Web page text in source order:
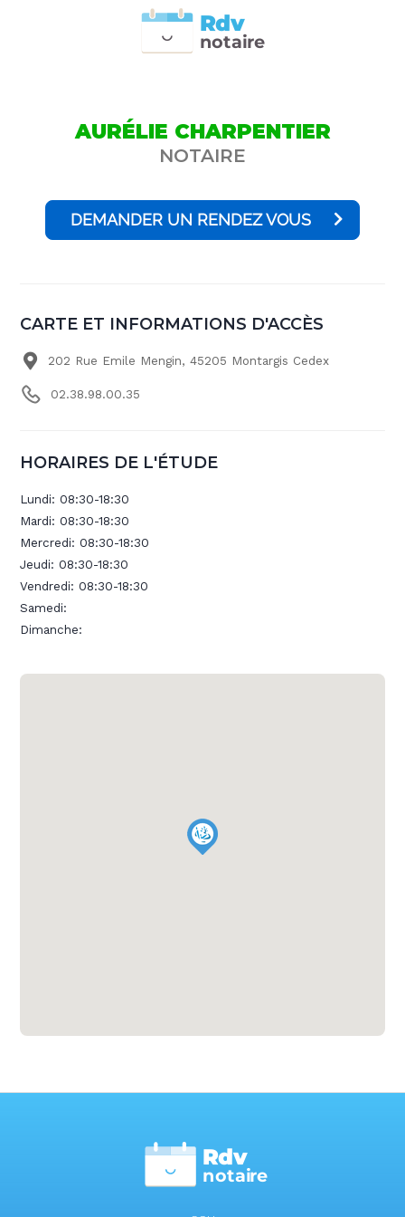
notaire
Rdv
AURÉLIE CHARPENTIER
NOTAIRE
DEMANDER UN RENDEZ VOUS
CARTE ET INFORMATIONS D'ACCÈS
202 Rue Emile Mengin, 45205 Montargis Cedex
02.38.98.00.35
HORAIRES DE L'ÉTUDE
Lundi:08:30-18:30
Mardi:08:30-18:30
Mercredi:08:30-18:30
Jeudi:08:30-18:30
Vendredi:08:30-18:30
Samedi:
Dimanche:
notaire
Rdv